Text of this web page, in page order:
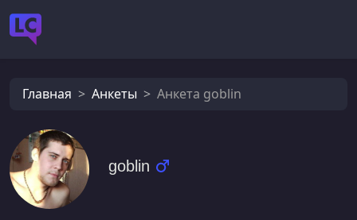
Главная Анкеты Анкета goblin
goblin